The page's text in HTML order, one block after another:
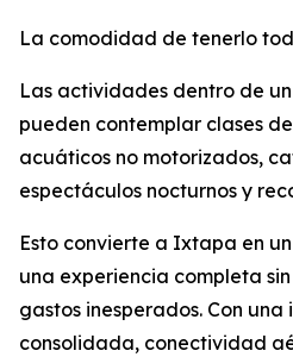
La comodidad de tenerlo
Las actividades dentro de
pueden contemplar clases
acuáticos no motorizados,
espectáculos nocturnos y
Esto convierte a Ixtapa en
una experiencia completa
gastos inesperados. Con
consolidada, conectividad